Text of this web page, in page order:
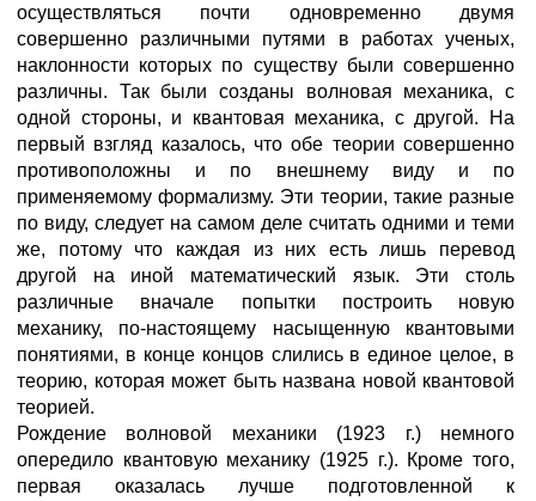
осуществляться почти одновременно двумя
совершенно различными путями в работах ученых,
наклонности которых по существу были совершенно
различны. Так были созданы волновая механика, с
одной стороны, и квантовая механика, с другой. На
первый взгляд казалось, что обе теории совершенно
противоположны и по внешнему виду и по
применяемому формализму. Эти теории, такие разные
по виду, следует на самом деле считать одними и теми
же, потому что каждая из них есть лишь перевод
другой на иной математический язык. Эти столь
различные вначале попытки построить новую
механику, по-настоящему насыщенную квантовыми
понятиями, в конце концов слились в единое целое, в
теорию, которая может быть названа новой квантовой
теорией.
Рождение волновой механики (1923 г.) немного
опередило квантовую механику (1925 г.). Кроме того,
первая оказалась лучше подготовленной к